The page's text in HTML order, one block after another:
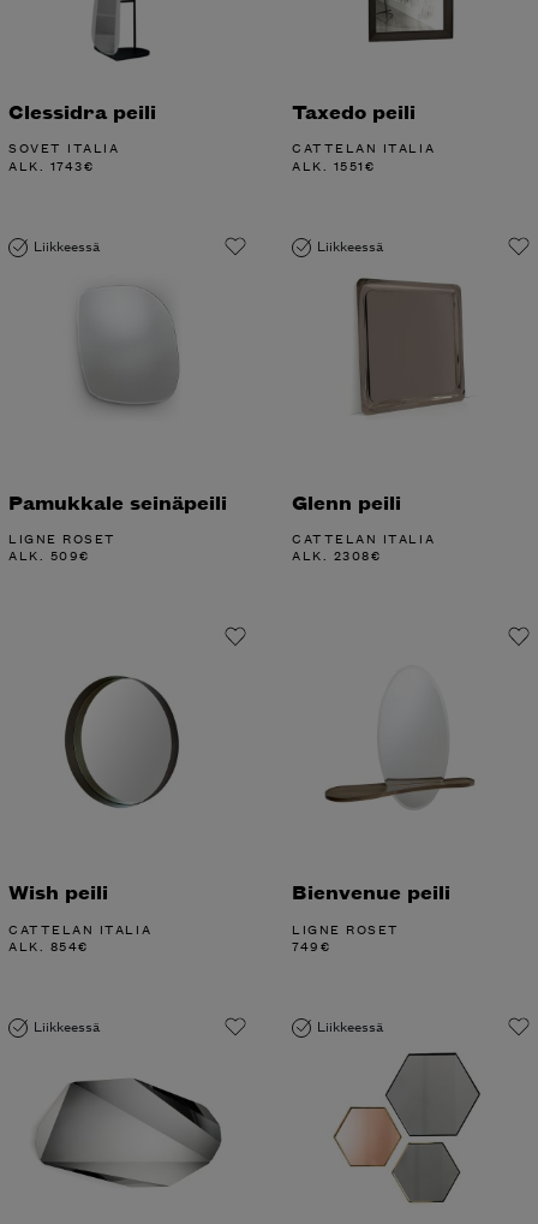
Clessidra peili
SOVET ITALIA
ALK. 1743€
Taxedo peili
CATTELAN ITALIA
ALK. 1551€
Liikkeessä
Pamukkale seinäpeili
LIGNE ROSET
ALK. 509€
Liikkeessä
Glenn peili
CATTELAN ITALIA
ALK. 2308€
Wish peili
CATTELAN ITALIA
ALK. 854€
Bienvenue peili
LIGNE ROSET
749€
Liikkeessä Liikkeessä